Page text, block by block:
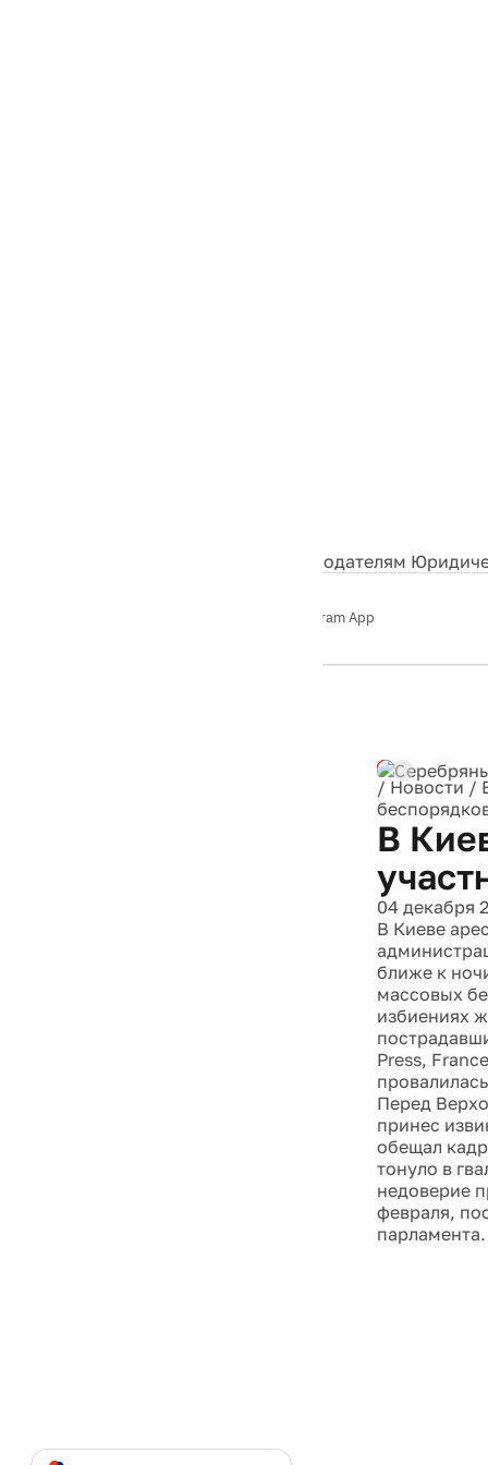
Рекламодателям
Telegram App
/ Новости /
В
04 декабря
В Киеве
ближе к
массовых
избиениях
Press,
Перед
принес
обещал
тонуло в
недоверие
февраля,
парламента.